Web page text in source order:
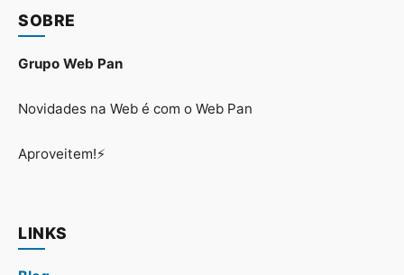
SOBRE
Grupo Web Pan
Novidades na Web é com o Web Pan
Aproveitem!⚡
LINKS